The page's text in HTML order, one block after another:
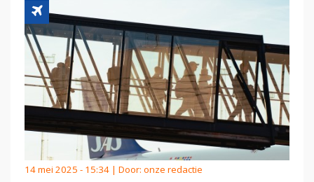
14 mei 2025 - 15:34 | Door: onze redactie